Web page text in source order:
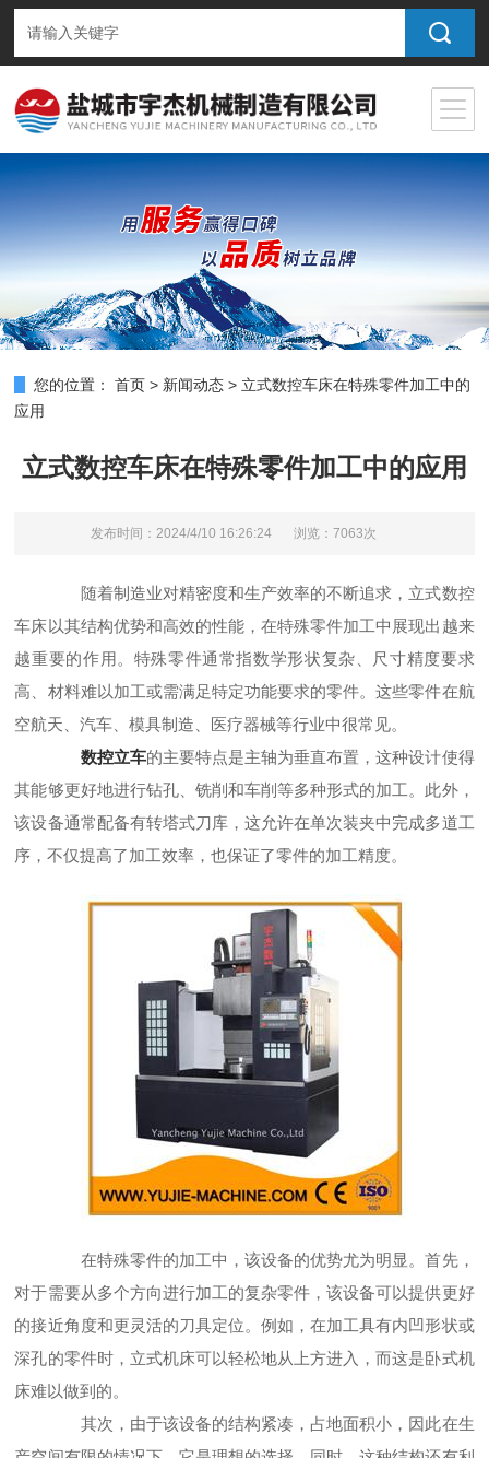
您的位置： 首页 > 新闻动态 > 立式数控车床在特殊零件加工中的
应用
立式数控车床在特殊零件加工中的应用
发布时间：2024/4/10 16:26:24 浏览：7063次
随着制造业对精密度和生产效率的不断追求，立式数控
车床以其结构优势和高效的性能，在特殊零件加工中展现出越来
越重要的作用。特殊零件通常指数学形状复杂、尺寸精度要求
高、材料难以加工或需满足特定功能要求的零件。这些零件在航
空航天、汽车、模具制造、医疗器械等行业中很常见。
数控立车的主要特点是主轴为垂直布置，这种设计使得
其能够更好地进行钻孔、铣削和车削等多种形式的加工。此外，
该设备通常配备有转塔式刀库，这允许在单次装夹中完成多道工
序，不仅提高了加工效率，也保证了零件的加工精度。
在特殊零件的加工中，该设备的优势尤为明显。首先，
对于需要从多个方向进行加工的复杂零件，该设备可以提供更好
的接近角度和更灵活的刀具定位。例如，在加工具有内凹形状或
深孔的零件时，立式机床可以轻松地从上方进入，而这是卧式机
床难以做到的。
其次，由于该设备的结构紧凑，占地面积小，因此在生